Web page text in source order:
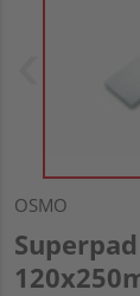
OSMO